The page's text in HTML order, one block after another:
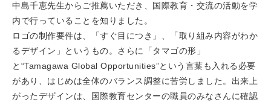
中島千恵先生からご推薦いただき、国際教育・交流の活動を学
内で行っていることを知りました。
ロゴの制作要件は、「すぐ目につき」、「取り組み内容がわか
るデザイン」というもの。さらに「タマゴの形」
と“Tamagawa Global Opportunities”という言葉も入れる必要
があり、はじめは全体のバランス調整に苦労しました。出来上
がったデザインは、国際教育センターの職員のみなさんに確認